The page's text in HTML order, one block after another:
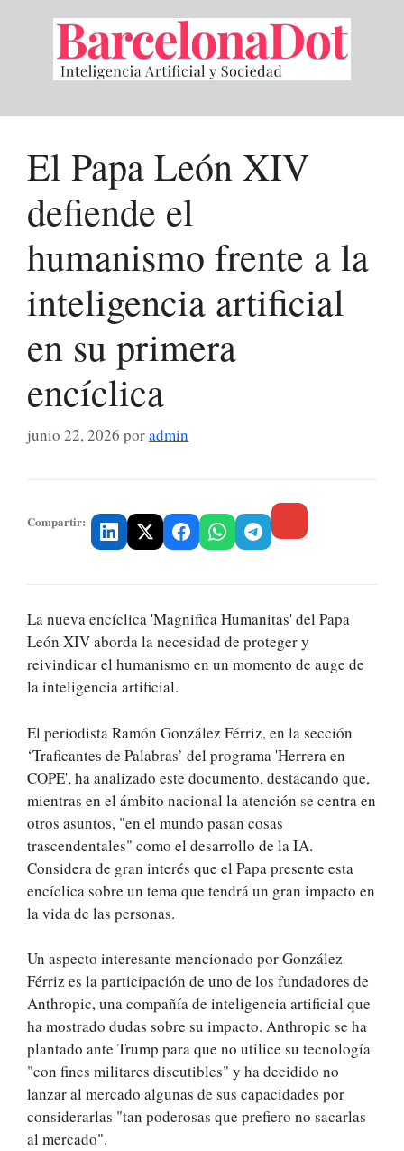
contenido
El Papa León XIV
defiende el
humanismo frente a la
inteligencia artificial
en su primera
encíclica
junio 22, 2026 poradmin
Compartir:
La nueva encíclica 'Magnifica Humanitas' del Papa
León XIV aborda la necesidad de proteger y
reivindicar el humanismo en un momento de auge de
la inteligencia artificial.
El periodista Ramón González Férriz, en la sección
‘Traficantes de Palabras’ del programa 'Herrera en
COPE', ha analizado este documento, destacando que,
mientras en el ámbito nacional la atención se centra en
otros asuntos, "en el mundo pasan cosas
trascendentales" como el desarrollo de la IA.
Considera de gran interés que el Papa presente esta
encíclica sobre un tema que tendrá un gran impacto en
la vida de las personas.
Un aspecto interesante mencionado por González
Férriz es la participación de uno de los fundadores de
Anthropic, una compañía de inteligencia artificial que
ha mostrado dudas sobre su impacto. Anthropic se ha
plantado ante Trump para que no utilice su tecnología
"con fines militares discutibles" y ha decidido no
lanzar al mercado algunas de sus capacidades por
considerarlas "tan poderosas que prefiero no sacarlas
al mercado".